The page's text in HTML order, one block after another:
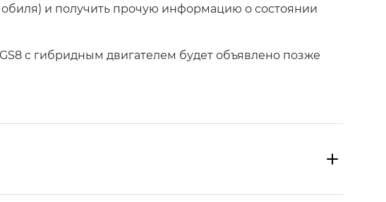
и получить прочую информацию о состоянии
c гибридным двигателем будет объявлено позже